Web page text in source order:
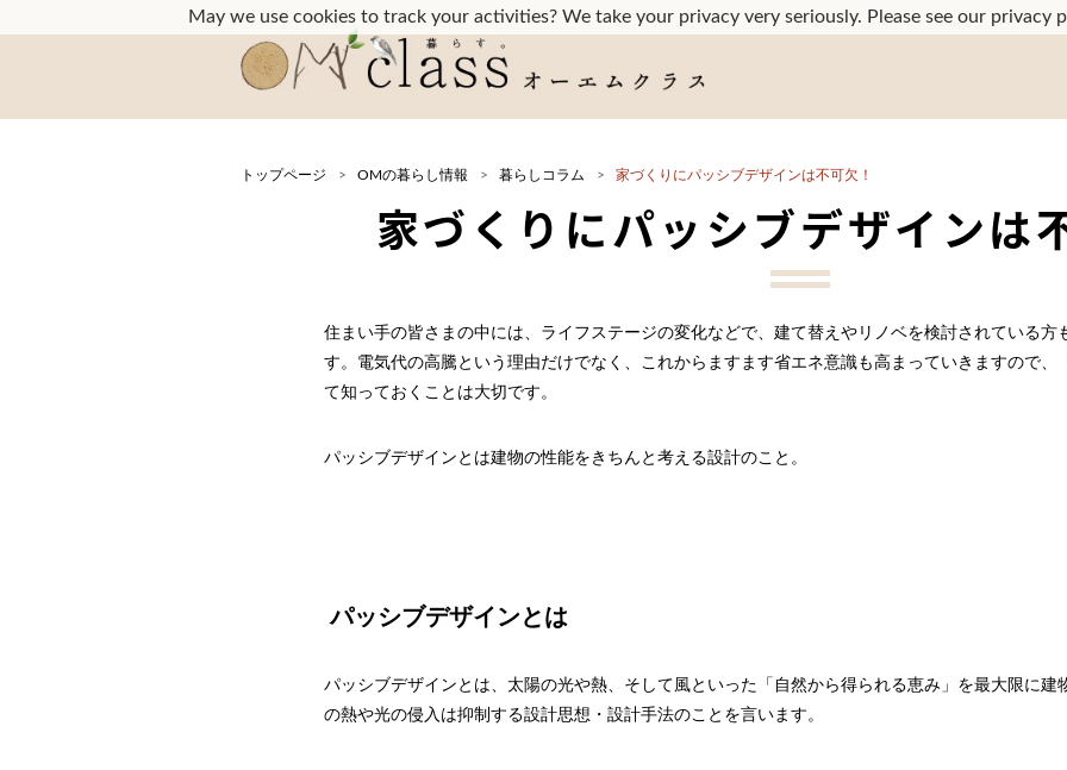
トップページ OMの暮らし情報 暮らしコラム 家づくりにパッシブデザインは不可欠！
家づくりにパッシブデザインは
住まい手の皆さまの中には、ライフステージの変化などで、建て替えやリノベを検討されている方
す。電気代の高騰という理由だけでなく、これからますます省エネ意識も高まっていきますので、
て知っておくことは大切です。
パッシブデザインとは建物の性能をきちんと考える設計のこと。
パッシブデザインとは
パッシブデザインとは、太陽の光や熱、そして風といった「自然から得られる恵み」を最大限に建
の熱や光の侵入は抑制する設計思想・設計手法のことを言います。
May we use cookies to track your activities? We take your privacy very seriously. Please see our privacy